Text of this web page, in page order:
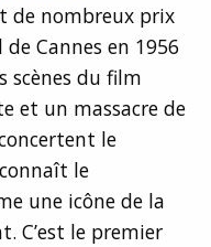
de nombreux prix
Cannes en 1956
scènes du film
et un massacre de
le
le
une icône de la
C’est le premier